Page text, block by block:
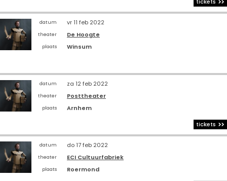
datum vr 11 feb 2022
theater De Hoogte
plaats Winsum
datum za 12 feb 2022
theater Posttheater
plaats
Arnhem
tickets
datum do 17 feb 2022
theater ECI Cultuurfabriek
plaats
Roermond